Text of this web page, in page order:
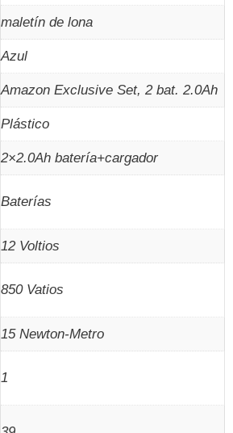
‎maletín de lona
‎Azul
‎Amazon Exclusive Set, 2 bat. 2.0Ah
‎Plástico
‎2×2.0Ah batería+cargador
‎Baterías
‎12 Voltios
‎850 Vatios
‎15 Newton-Metro
‎1